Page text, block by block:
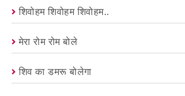
शिवोहम शिवोहम शिवोहम..
मेरा रोम रोम बोले
शिव का डमरू बोलेगा